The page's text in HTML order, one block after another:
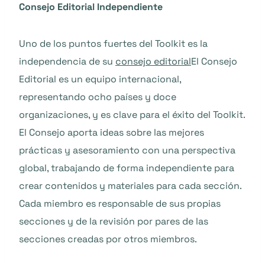
Consejo Editorial Independiente
Uno de los puntos fuertes del Toolkit es la
independencia de su consejo editorialEl Consejo
Editorial es un equipo internacional,
representando ocho países y doce
organizaciones, y es clave para el éxito del Toolkit.
El Consejo aporta ideas sobre las mejores
prácticas y asesoramiento con una perspectiva
global, trabajando de forma independiente para
crear contenidos y materiales para cada sección.
Cada miembro es responsable de sus propias
secciones y de la revisión por pares de las
secciones creadas por otros miembros.